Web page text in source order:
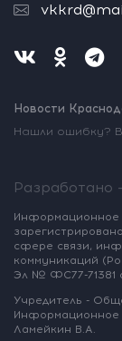
Новости
Нашли ошибку?
Разработано
Информационное
зарегистрировано
сфере связи,
коммуникаций
Эл № ФС77-71381
Учредитель -
Информационное
Ламейкин В.А.